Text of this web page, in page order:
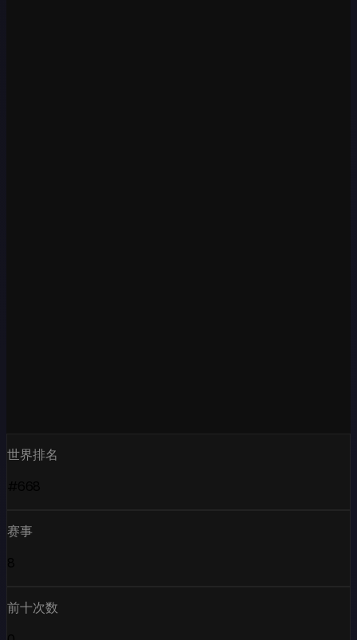
世界排名
赛事
前十次数